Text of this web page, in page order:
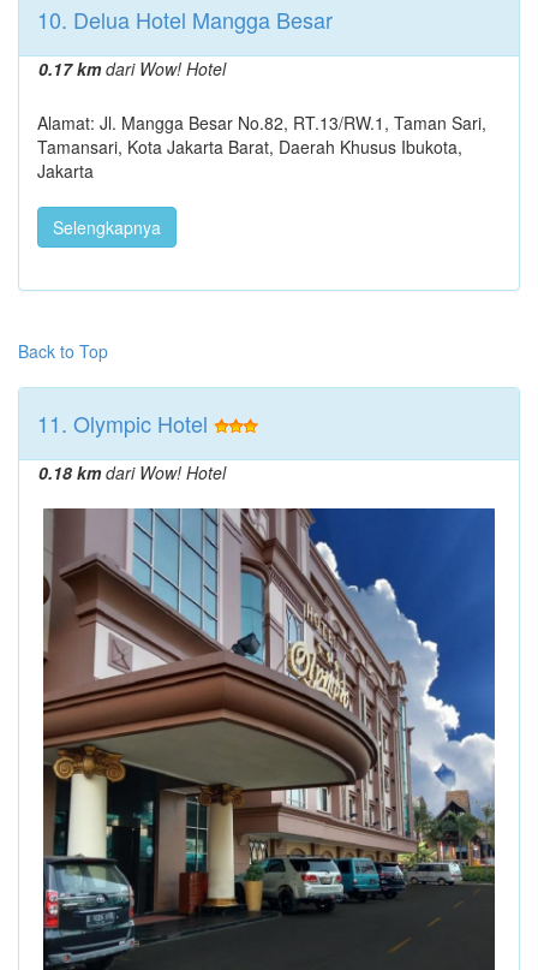
10. Delua Hotel Mangga Besar
0.17 kmdari Wow! Hotel
Alamat: Jl. Mangga Besar No.82, RT.13/RW.1, Taman Sari,
Tamansari, Kota Jakarta Barat, Daerah Khusus Ibukota,
Jakarta
Selengkapnya
Back to Top
11. Olympic Hotel
0.18 kmdari Wow! Hotel